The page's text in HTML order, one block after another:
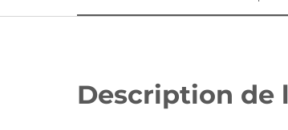
Description de